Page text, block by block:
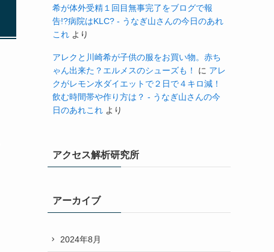
希が体外受精１回目無事完了をブログで報
告!?病院はKLC? - うなぎ山さんの今日のあれ
これ より
アレクと川崎希が子供の服をお買い物。赤ち
ゃん出来た？エルメスのシューズも！
に アレ
クがレモン水ダイエットで２日で４キロ減！
飲む時間帯や作り方は？ - うなぎ山さんの今
日のあれこれ より
アクセス解析研究所
アーカイブ
2024年8月